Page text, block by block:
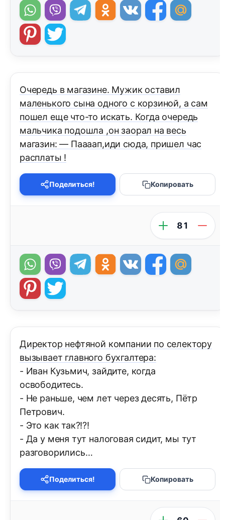
Очередь в магазине. Мужик оставил
маленького сына одного с корзиной, а сам
пошел еще что-то искать. Когда очередь
мальчика подошла ,он заорал на весь
магазин: — Паааап,иди сюда, пришел час
расплаты !
Поделиться! Копировать
81
Директор нефтяной компании по селектору
вызывает главного бухгалтера:
- Иван Кузьмич, зайдите, когда
освободитесь.
- Не раньше, чем лет через десять, Пётр
Петрович.
- Это как так?!?!
- Да у меня тут налоговая сидит, мы тут
разговорились…
Поделиться! Копировать